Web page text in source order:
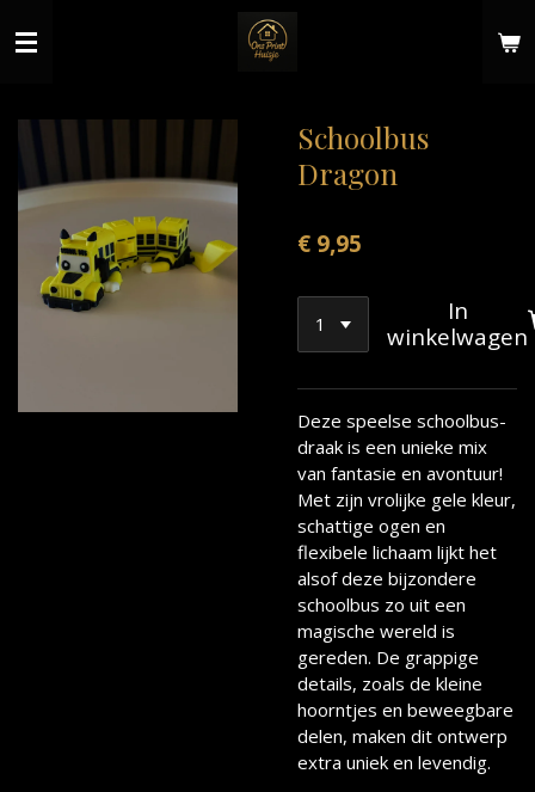
direct
Schoolbus
Dragon
€ 9,95
In
winkelwagen
Deze speelse schoolbus-
draak is een unieke mix
van fantasie en avontuur!
Met zijn vrolijke gele kleur,
schattige ogen en
flexibele lichaam lijkt het
alsof deze bijzondere
schoolbus zo uit een
magische wereld is
gereden. De grappige
details, zoals de kleine
hoorntjes en beweegbare
delen, maken dit ontwerp
extra uniek en levendig.